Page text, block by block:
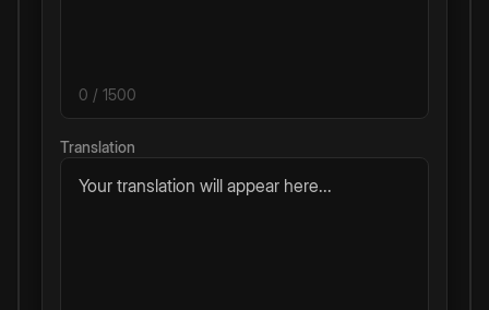
0 / 1500
Translation
Your translation will appear here...